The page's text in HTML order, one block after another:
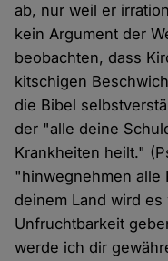
ab, nur weil er
kein Argument der
beobachten, dass
kitschigen
die Bibel
der "alle deine
Krankheiten heilt."
"hinwegnehmen alle
deinem Land wird
Unfruchtbarkeit
werde ich dir